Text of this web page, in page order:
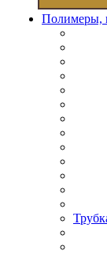
Полимеры,